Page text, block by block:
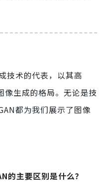
技术的代表，以其高
像生成的格局。无论是技
都为我们展示了图像
的主要区别是什么？